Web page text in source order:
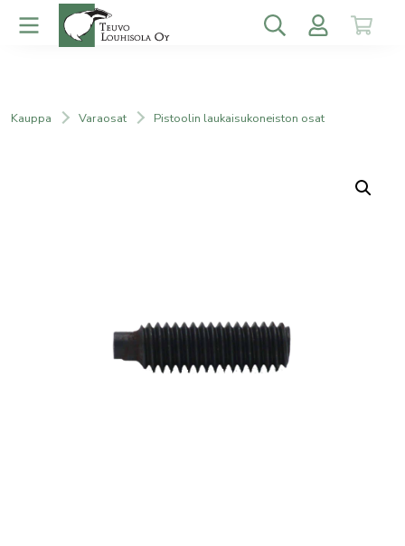
Kauppa Varaosat Pistoolin laukaisukoneiston osat